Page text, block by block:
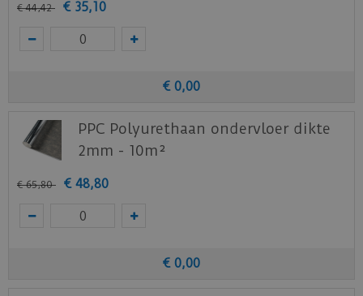
€ 44,42 € 35,10
€ 0,00
PPC Polyurethaan ondervloer dikte
2mm - 10m²
€ 65,80 € 48,80
€ 0,00